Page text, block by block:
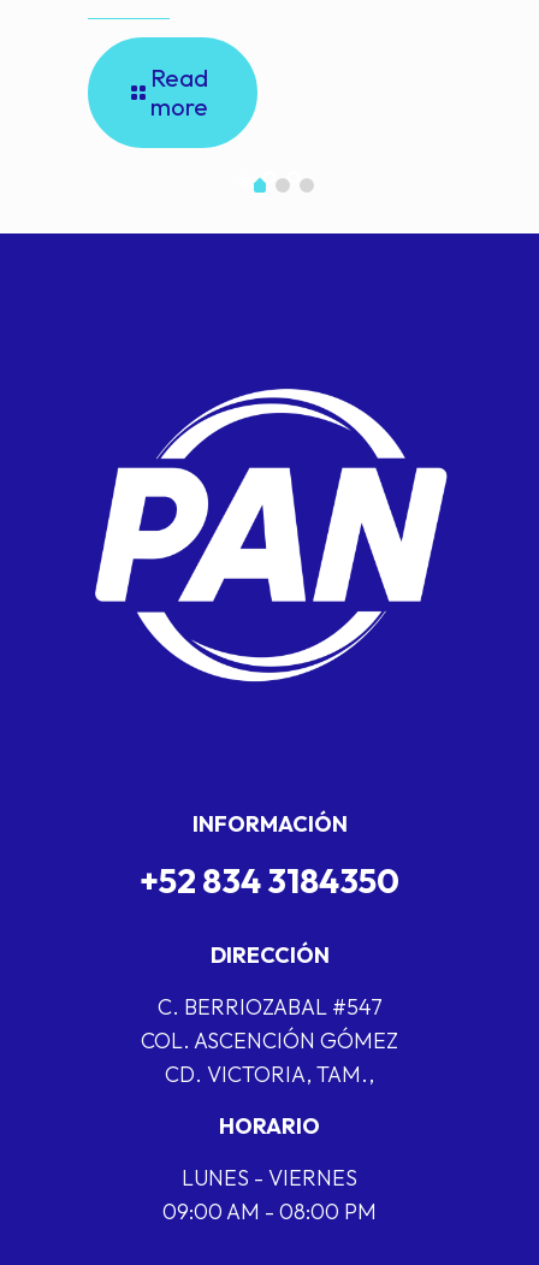
Read
more
INFORMACIÓN
+52 834 3184350
DIRECCIÓN
C. BERRIOZABAL #547
COL. ASCENCIÓN GÓMEZ
CD. VICTORIA, TAM.,
HORARIO
LUNES - VIERNES
09:00 AM - 08:00 PM